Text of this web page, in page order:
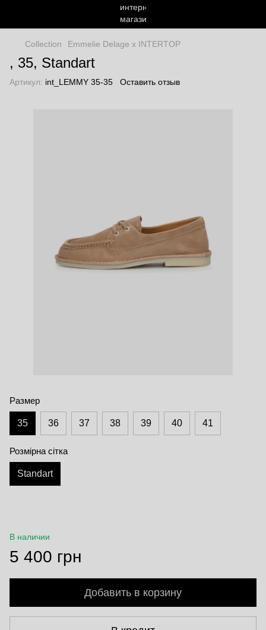
Сollection Emmelie Delage x INTERTOP
, 35, Standart
Артикул: int_LEMMY 35-35 Оставить отзыв
Размер
35 36 37 38 39 40 41
Розмірна сітка
Standart
В наличии
5 400 грн
Добавить в корзину